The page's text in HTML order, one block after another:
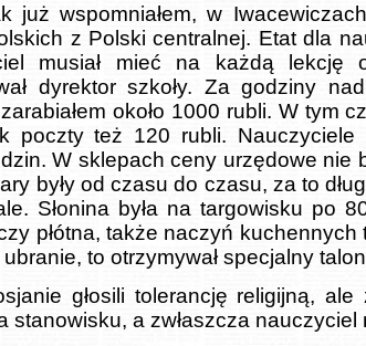
już wspomniałem, w
z Polski centralnej. Etat dla
musiał mieć na każdą lekcję
dyrektor szkoły. Za godziny
około 1000 rubli. W tym
poczty też 120 rubli. Nauczyciele
W sklepach ceny urzędowe nie
były od czasu do czasu, za to
Słonina była na targowisku po
płótna, także naczyń kuchennych
to otrzymywał specjalny
głosili tolerancję religijną,
stanowisku, a zwłaszcza nauczyciel